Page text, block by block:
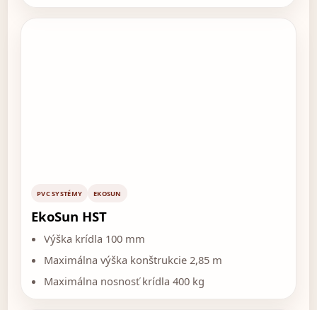
PVC SYSTÉMY EKOSUN
EkoSun HST
Výška krídla 100 mm
Maximálna výška konštrukcie 2,85 m
Maximálna nosnosť krídla 400 kg